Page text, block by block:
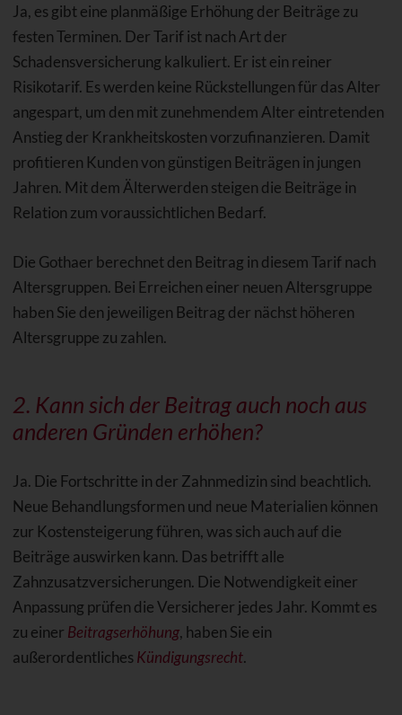
Ja, es gibt eine planmäßige Erhöhung der Beiträge zu
festen Terminen. Der Tarif ist nach Art der
Schadensversicherung kalkuliert. Er ist ein reiner
Risikotarif. Es werden keine Rückstellungen für das Alter
angespart, um den mit zunehmendem Alter eintretenden
Anstieg der Krankheitskosten vorzufinanzieren. Damit
profitieren Kunden von günstigen Beiträgen in jungen
Jahren. Mit dem Älterwerden steigen die Beiträge in
Relation zum voraussichtlichen Bedarf.
Die Gothaer berechnet den Beitrag in diesem Tarif nach
Altersgruppen. Bei Erreichen einer neuen Altersgruppe
haben Sie den jeweiligen Beitrag der nächst höheren
Altersgruppe zu zahlen.
2. Kann sich der Beitrag auch noch aus
anderen Gründen erhöhen?
Ja. Die Fortschritte in der Zahnmedizin sind beachtlich.
Neue Behandlungsformen und neue Materialien können
zur Kostensteigerung führen, was sich auch auf die
Beiträge auswirken kann. Das betrifft alle
Zahnzusatzversicherungen. Die Notwendigkeit einer
Anpassung prüfen die Versicherer jedes Jahr. Kommt es
zu einer Beitragserhöhung, haben Sie ein
außerordentlichesKündigungsrecht.